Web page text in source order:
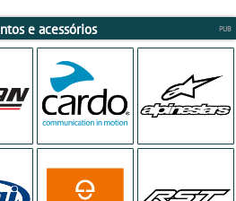
e acessórios